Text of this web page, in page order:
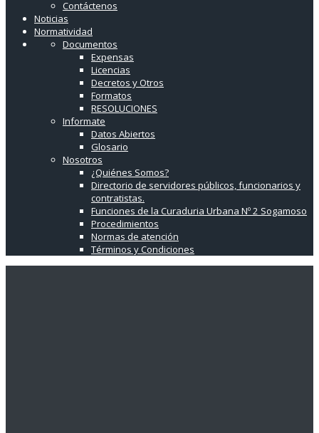
Contáctenos
Noticias
Normatividad
Documentos
Expensas
Licencias
Decretos y Otros
Formatos
RESOLUCIONES
Informate
Datos Abiertos
Glosario
Nosotros
¿Quiénes Somos?
Directorio de servidores públicos, funcionarios y
contratistas.
Funciones de la Curaduria Urbana Nº 2 Sogamoso
Procedimientos
Normas de atención
Términos y Condiciones